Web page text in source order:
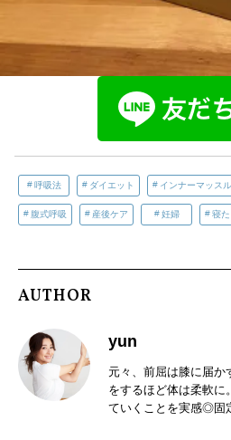
呼吸法 ダイエット インナーマッスル
腹式呼吸 産後ケア 妊婦 寝
AUTHOR
yun
元々、前屈は膝に届か
をするほど体は柔軟に
ていくことを実感◎固